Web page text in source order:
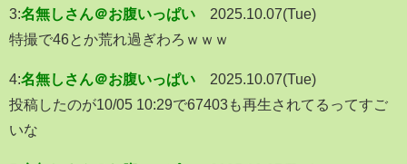
3:名無しさん＠お腹いっぱい
2025.10.07(Tue)
特撮で46とか荒れ過ぎわろｗｗｗ
4:名無しさん＠お腹いっぱい
2025.10.07(Tue)
投稿したのが10/05 10:29で67403も再生されてるってすご
いな